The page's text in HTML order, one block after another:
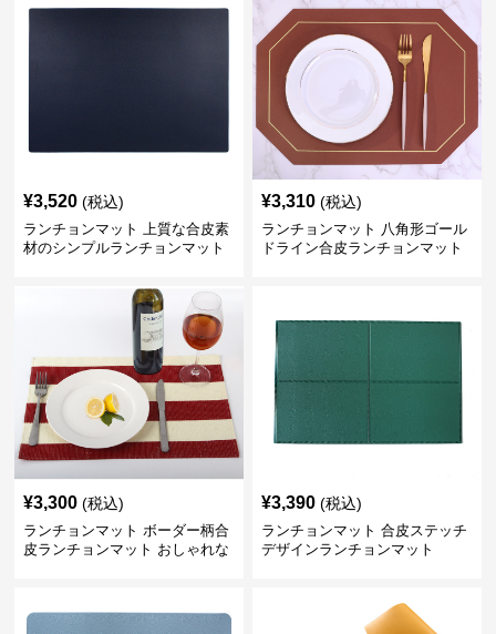
¥3,520 (税込)
ランチョンマット 上質な合皮素
材のシンプルランチョンマット
¥3,310 (税込)
ランチョンマット 八角形ゴール
ドライン合皮ランチョンマット
¥3,300 (税込)
ランチョンマット ボーダー柄合
皮ランチョンマット おしゃれな
¥3,390 (税込)
ランチョンマット 合皮ステッチ
デザインランチョンマット